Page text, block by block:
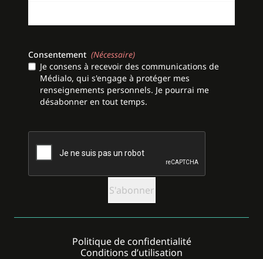
Consentement (Nécessaire)
Je consens à recevoir des communications de
Médialo, qui s'engage à protéger mes
renseignements personnels. Je pourrai me
désabonner en tout temps.
CAPTCHA
Politique de confidentialité
Conditions d’utilisation